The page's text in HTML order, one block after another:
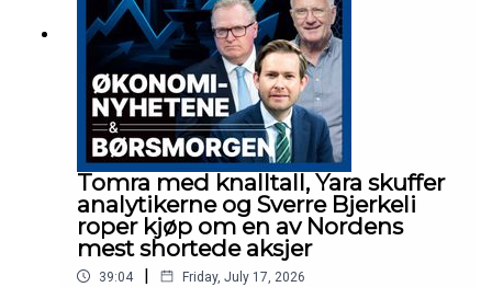
Tomra med knalltall, Yara skuffer
analytikerne og Sverre Bjerkeli
roper kjøp om en av Nordens
mest shortede aksjer
39:04 | Friday, July 17, 2026